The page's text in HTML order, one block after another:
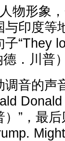
物形象
印度等
“They
．川普
音的声
”，最